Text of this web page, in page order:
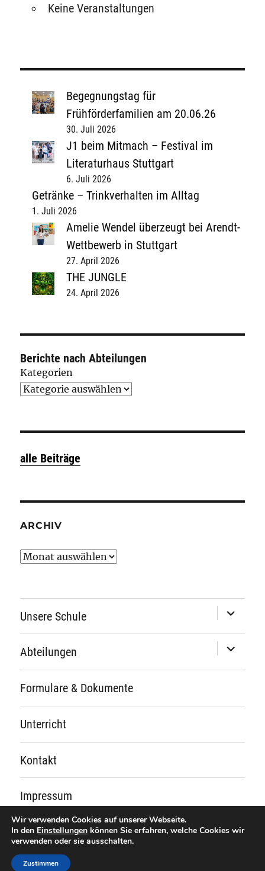
Keine Veranstaltungen
Begegnungstag für
Frühförderfamilien am 20.06.26
30. Juli 2026
J1 beim Mitmach – Festival im
Literaturhaus Stuttgart
6. Juli 2026
Getränke – Trinkverhalten im Alltag
1. Juli 2026
Amelie Wendel überzeugt bei Arendt-
Wettbewerb in Stuttgart
27. April 2026
THE JUNGLE
24. April 2026
Berichte nach Abteilungen
Kategorien
alle Beiträge
ARCHIV
Archiv
Unsere Schule
öffnen
Abteilungen
öffnen
Formulare & Dokumente
Unterricht
Kontakt
Impressum
Schule für Hörgeschädigte St. Josef
Datenschutzerklärung
Wir verwenden Cookies auf unserer Webseite.
In den Einstellungen können Sie erfahren, welche Cookies wir
verwenden oder sie ausschalten.
Zustimmen